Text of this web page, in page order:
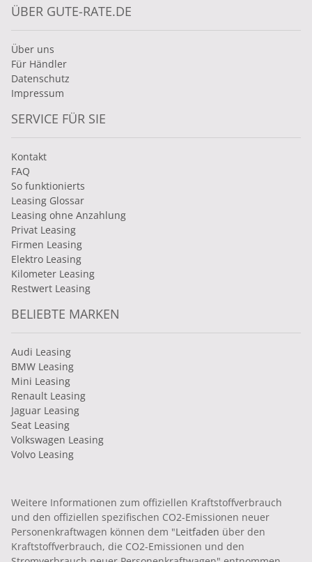
ÜBER GUTE-RATE.DE
Über uns
Für Händler
Datenschutz
Impressum
SERVICE FÜR SIE
Kontakt
FAQ
So funktionierts
Leasing Glossar
Leasing ohne Anzahlung
Privat Leasing
Firmen Leasing
Elektro Leasing
Kilometer Leasing
Restwert Leasing
BELIEBTE MARKEN
Audi Leasing
BMW Leasing
Mini Leasing
Renault Leasing
Jaguar Leasing
Seat Leasing
Volkswagen Leasing
Volvo Leasing
Weitere Informationen zum offiziellen Kraftstoffverbrauch
und den offiziellen spezifischen CO2-Emissionen neuer
Personenkraftwagen können dem "Leitfaden über den
Kraftstoffverbrauch, die CO2-Emissionen und den